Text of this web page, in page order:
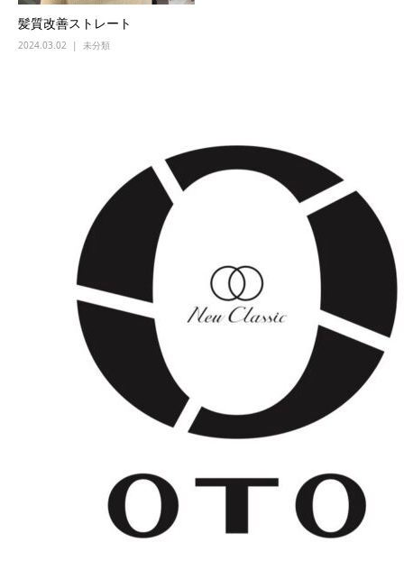
髪質改善ストレート
2024.03.02 未分類